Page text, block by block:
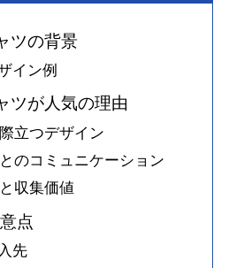
ツの背景
イン例
ツが人気の理由
立つデザイン
のコミュニケーション
収集価値
点
先